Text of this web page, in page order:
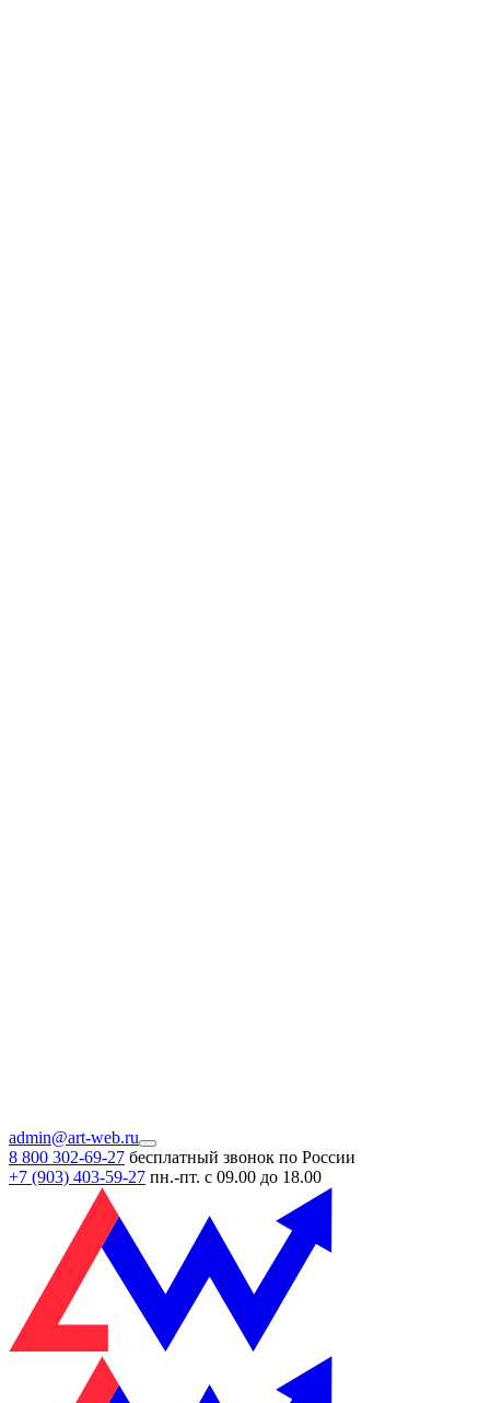
admin@art-web.ru
8 800 302-69-27 бесплатный звонок по России
+7 (903) 403-59-27 пн.-пт. с 09.00 до 18.00